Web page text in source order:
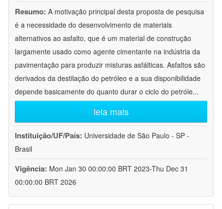
Resumo: A motivação principal desta proposta de pesquisa
é a necessidade do desenvolvimento de materiais
alternativos ao asfalto, que é um material de construção
largamente usado como agente cimentante na indústria da
pavimentação para produzir misturas asfálticas. Asfaltos são
derivados da destilação do petróleo e a sua disponibilidade
depende basicamente do quanto durar o ciclo do petróle...
leia mais
Instituição/UF/País: Universidade de São Paulo - SP -
Brasil
Vigência: Mon Jan 30 00:00:00 BRT 2023-Thu Dec 31
00:00:00 BRT 2026